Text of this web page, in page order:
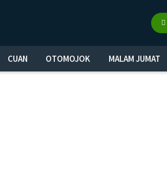
CUAN OTOMOJOK MALAM JUMAT